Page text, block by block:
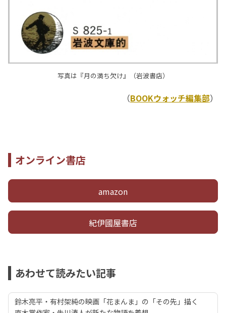
写真は『月の満ち欠け』（岩波書店）
（BOOKウォッチ編集部）
オンライン書店
amazon
紀伊國屋書店
あわせて読みたい記事
鈴木亮平・有村架純の映画「花まんま」の「その先」描く